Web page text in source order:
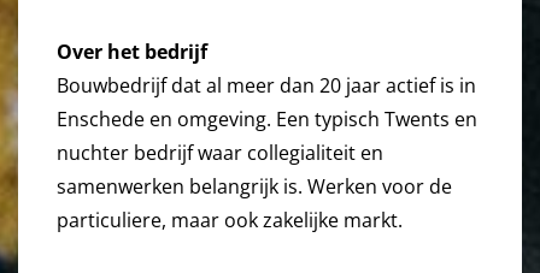
Over het bedrijf
Bouwbedrijf dat al meer dan 20 jaar actief is in
Enschede en omgeving. Een typisch Twents en
nuchter bedrijf waar collegialiteit en
samenwerken belangrijk is. Werken voor de
particuliere, maar ook zakelijke markt.